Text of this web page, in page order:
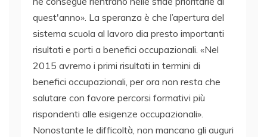
quest'anno». La speranza è che l’apertura del
sistema scuola al lavoro dia presto importanti
risultati e porti a benefici occupazionali. «Nel
2015 avremo i primi risultati in termini di
benefici occupazionali, per ora non resta che
salutare con favore percorsi formativi più
rispondenti alle esigenze occupazionali».
Nonostante le difficoltà, non mancano gli auguri